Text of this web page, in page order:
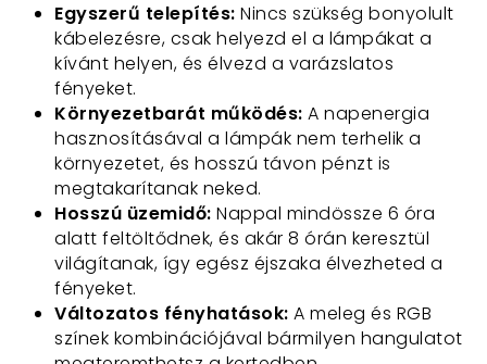
Egyszerű telepítés: Nincs szükség bonyolult
kábelezésre, csak helyezd el a lámpákat a
kívánt helyen, és élvezd a varázslatos
fényeket.
Környezetbarát működés: A napenergia
hasznosításával a lámpák nem terhelik a
környezetet, és hosszú távon pénzt is
megtakarítanak neked.
Hosszú üzemidő: Nappal mindössze 6 óra
alatt feltöltődnek, és akár 8 órán keresztül
világítanak, így egész éjszaka élvezheted a
fényeket.
Változatos fényhatások: A meleg és RGB
színek kombinációjával bármilyen hangulatot